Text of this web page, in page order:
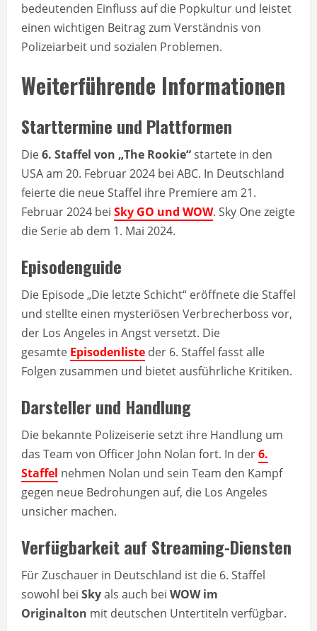
bedeutenden Einfluss auf die Popkultur und leistet
einen wichtigen Beitrag zum Verständnis von
Polizeiarbeit und sozialen Problemen.
Weiterführende Informationen
Starttermine und Plattformen
Die6. Staffel von „The Rookie“startete in den
USA am 20. Februar 2024 bei ABC. In Deutschland
feierte die neue Staffel ihre Premiere am 21.
Februar 2024 bei Sky GO und WOW. Sky One zeigte
die Serie ab dem 1. Mai 2024.
Episodenguide
Die Episode „Die letzte Schicht“ eröffnete die Staffel
und stellte einen mysteriösen Verbrecherboss vor,
der Los Angeles in Angst versetzt. Die
gesamte Episodenliste der 6. Staffel fasst alle
Folgen zusammen und bietet ausführliche Kritiken.
Darsteller und Handlung
Die bekannte Polizeiserie setzt ihre Handlung um
das Team von Officer John Nolan fort. In der6.
Staffel nehmen Nolan und sein Team den Kampf
gegen neue Bedrohungen auf, die Los Angeles
unsicher machen.
Verfügbarkeit auf Streaming-Diensten
Für Zuschauer in Deutschland ist die 6. Staffel
sowohl bei Skyals auch bei WOW im
Originalton mit deutschen Untertiteln verfügbar.